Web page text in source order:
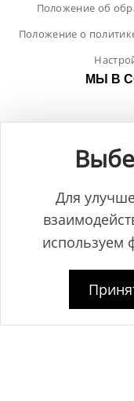
Положение об
Положение о
МЫ В
выданное
Для
используем